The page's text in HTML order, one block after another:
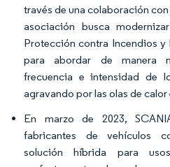
través de una colaboración
asociación busca
Protección contra Incendios y
para abordar de manera
frecuencia e intensidad de
agravando por las olas de calor
En marzo de 2023,
fabricantes de vehículos
solución híbrida para